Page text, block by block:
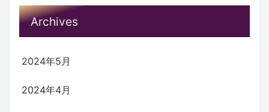
Archives
2024年5月
2024年4月